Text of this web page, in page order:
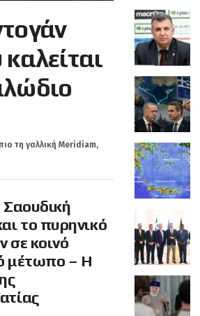
τη γαλλική Meridiam,
Σαουδική
το πυρηνικό
σε κοινό
μέτωπο – Η